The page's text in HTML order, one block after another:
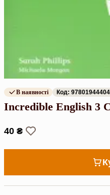
В наявності Код:
Incredible English 3
40 ₴